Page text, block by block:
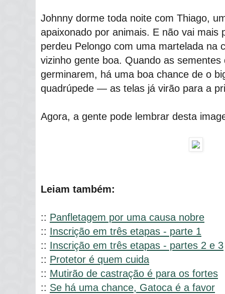
Johnny dorme toda noite com Thiago,
apaixonado por animais. E não vai mais
perdeu Pelongo com uma martelada na
vizinho gente boa. Quando as sementes
germinarem, há uma boa chance de o
quadrúpede ― as telas já virão para a
Agora, a gente pode lembrar desta
Leiam também:
:: Panfletagem por uma causa nobre
:: Inscrição em três etapas - parte 1
:: Inscrição em três etapas - partes 2 e 3
:: Protetor é quem cuida
:: Mutirão de castração é para os fortes
:: Se há uma chance, Gatoca é a favor